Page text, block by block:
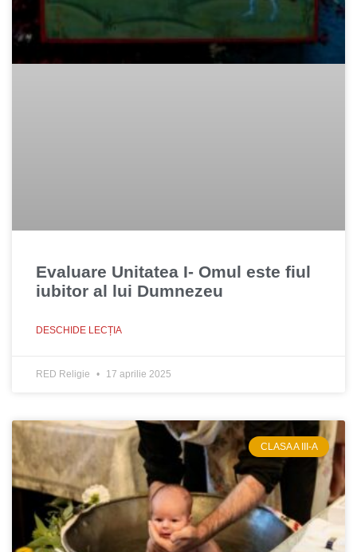
Evaluare Unitatea I- Omul este fiul
iubitor al lui Dumnezeu
DESCHIDE LECȚIA
RED Religie 17 aprilie 2025
CLASA A III-A